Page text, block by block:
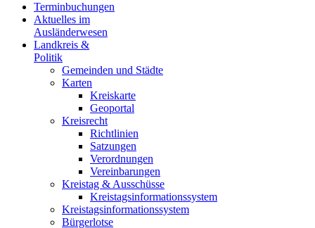
Terminbuchungen
Aktuelles im
Ausländerwesen
Landkreis &
Politik
Gemeinden und Städte
Karten
Kreiskarte
Geoportal
Kreisrecht
Richtlinien
Satzungen
Verordnungen
Vereinbarungen
Kreistag & Ausschüsse
Kreistagsinformationssystem
Kreistagsinformationssystem
Bürgerlotse